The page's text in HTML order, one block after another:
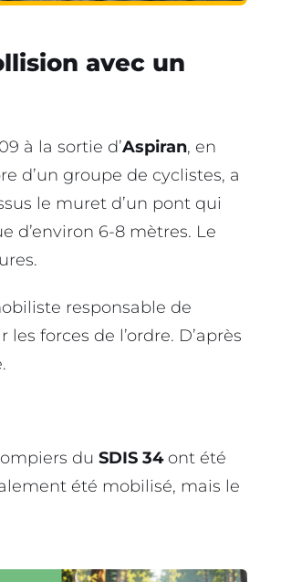
avec un
à la sortie d’Aspiran, en
d’un groupe de cyclistes, a
le muret d’un pont qui
d’environ 6-8 mètres. Le
responsable de
forces de l’ordre. D’après
du SDIS 34ont été
été mobilisé, mais le